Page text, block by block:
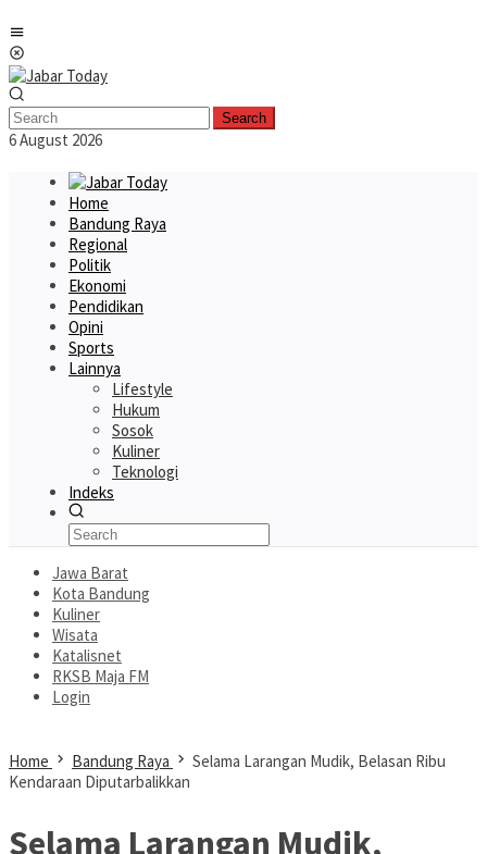
to
content
Search
6 August 2026
Home
Bandung Raya
Regional
Politik
Ekonomi
Pendidikan
Opini
Sports
Lainnya
Lifestyle
Hukum
Sosok
Kuliner
Teknologi
Indeks
Jawa Barat
Kota Bandung
Kuliner
Wisata
Katalisnet
RKSB Maja FM
Login
Home Bandung Raya
Selama Larangan Mudik, Belasan Ribu
Kendaraan Diputarbalikkan
Selama Larangan Mudik,